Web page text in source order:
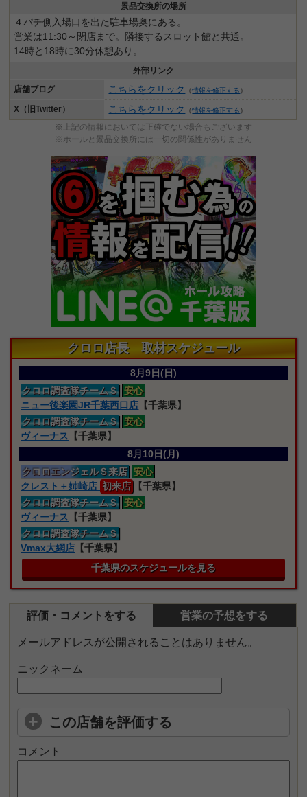
景品交換所の場所
４パチ側入場口を出た駐車場奥にある。
営業は11:30～閉店まで。隣接するスロット館と共通。
14時と18時に30分休憩あり。
外部リンク
店舗ブログ
こちらをクリック （情報を修正する ）
X（旧Twitter） こちらをクリック （情報を修正する ）
※上記の情報においては正確でない場合もございます
※ホールと景品交換所には一切の関係性がありません
クロロ店長 取材スケジュール
8月9日(日)
クロロ調査隊チームＳ 安心
ニュー後楽園JR千葉西口店 【千葉県】
クロロ調査隊チームＳ 安心
ヴィーナス
【千葉県】
8月10日(月)
クロロエンジェルＳ来店 安心
クレスト＋姉崎店 初来店
【千葉県】
クロロ調査隊チームＳ 安心
ヴィーナス
【千葉県】
クロロ調査隊チームＳ
Vmax大網店 【千葉県】
千葉県のスケジュールを見る
評価・コメントをする 営業の予想をする
メールアドレスが公開されることはありません。
ニックネーム
この店舗を評価する
コメント